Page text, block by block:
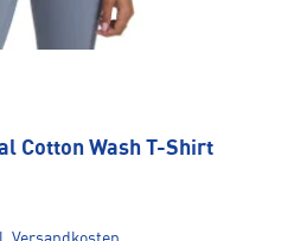
Cotton Wash T-Shirt